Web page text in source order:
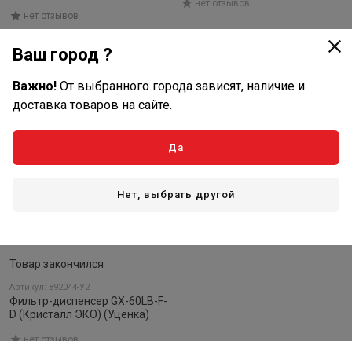
нет отзывов
нет отзывов
Товар закончился
Артикул: 892044-У2
Фильтр-диспенсер GX-60LB-F-
D (Кристалл ЭКО) (Уценка)
Нет в наличии
Ваш город ?
Важно! От выбранного города зависят, наличие и
доставка товаров на сайте.
Да
Нет, выбрать другой